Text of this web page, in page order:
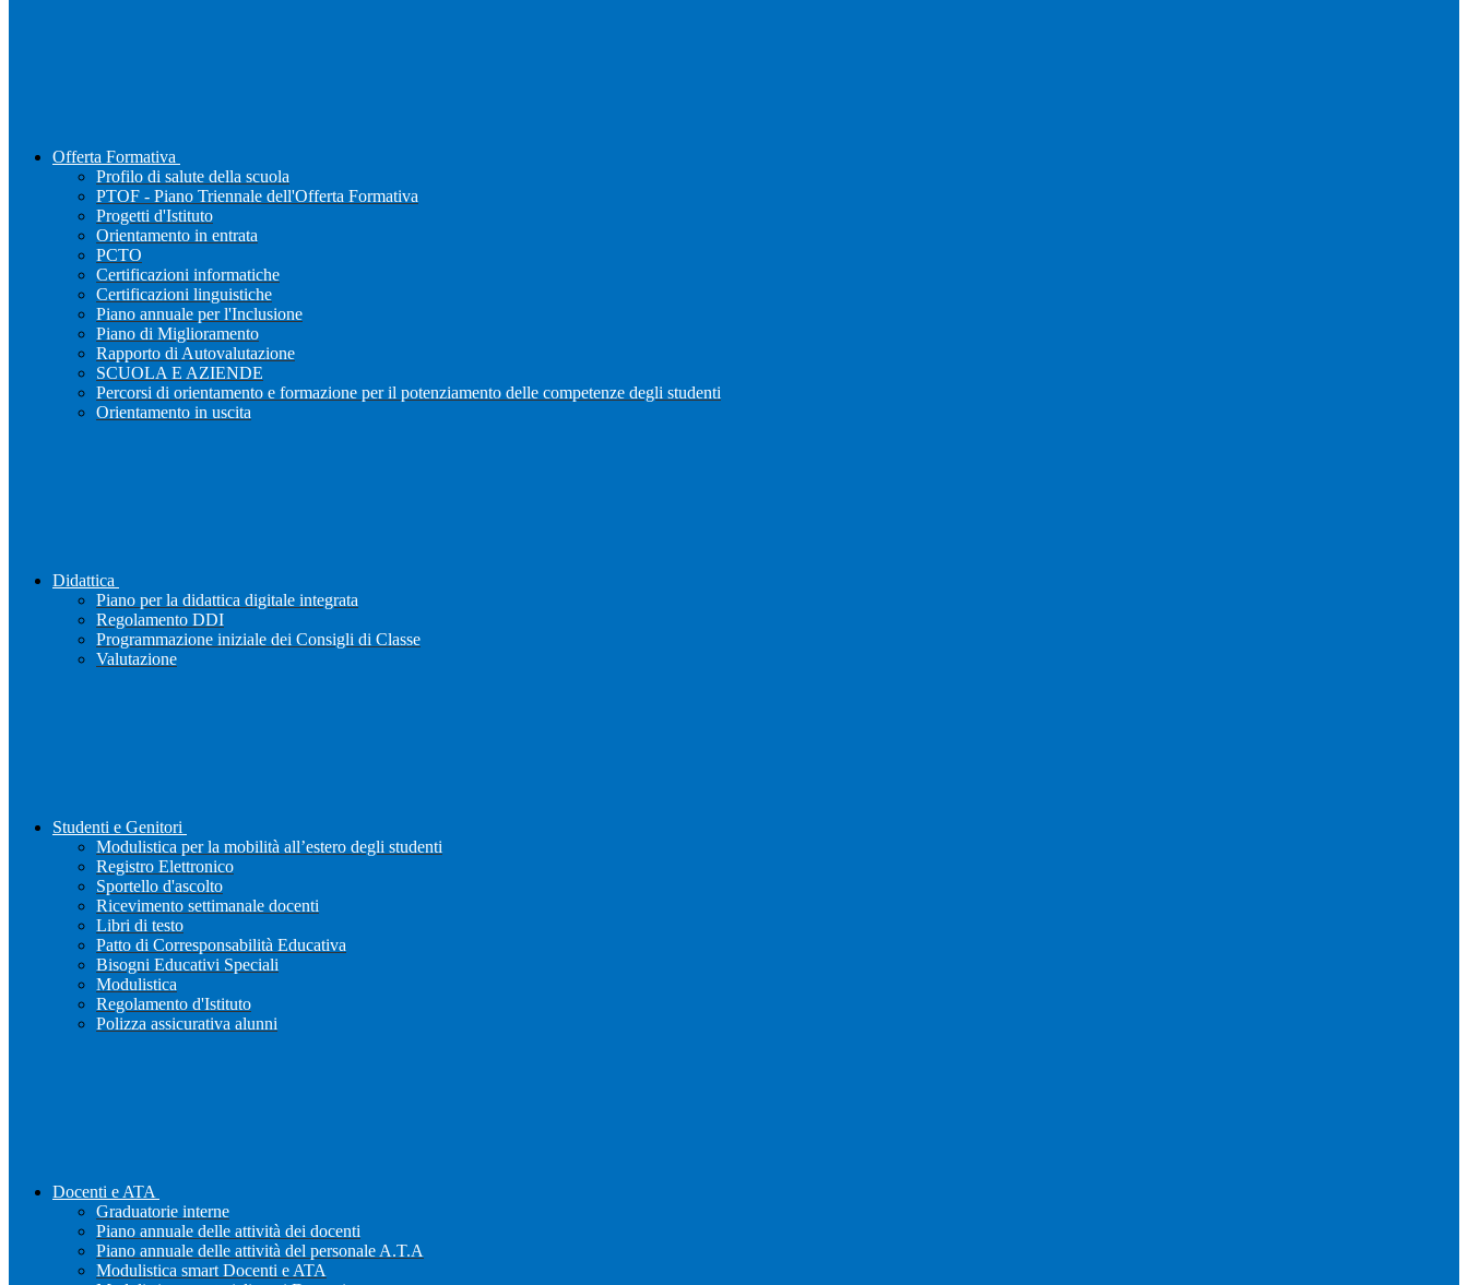
Offerta Formativa
Profilo di salute della scuola
PTOF - Piano Triennale dell'Offerta Formativa
Progetti d'Istituto
Orientamento in entrata
PCTO
Certificazioni informatiche
Certificazioni linguistiche
Piano annuale per l'Inclusione
Piano di Miglioramento
Rapporto di Autovalutazione
SCUOLA E AZIENDE
Percorsi di orientamento e formazione per il potenziamento delle competenze degli studenti
Orientamento in uscita
Didattica
Piano per la didattica digitale integrata
Regolamento DDI
Programmazione iniziale dei Consigli di Classe
Valutazione
Studenti e Genitori
Modulistica per la mobilità all’estero degli studenti
Registro Elettronico
Sportello d'ascolto
Ricevimento settimanale docenti
Libri di testo
Patto di Corresponsabilità Educativa
Bisogni Educativi Speciali
Modulistica
Regolamento d'Istituto
Polizza assicurativa alunni
Docenti e ATA
Graduatorie interne
Piano annuale delle attività dei docenti
Piano annuale delle attività del personale A.T.A
Modulistica smart Docenti e ATA